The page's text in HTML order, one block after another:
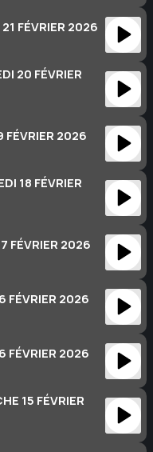
FÉVRIER 2026
20 FÉVRIER
2026
18 FÉVRIER
FÉVRIER 2026
FÉVRIER 2026
FÉVRIER 2026
15 FÉVRIER